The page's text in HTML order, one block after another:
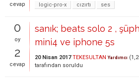
cevap
logic-pro-x
cızırtı ses
0
oy
2
cevap
sanık; beats solo 2 ,
mini4 ve iphone 5s
20 Nisan 2017 TEKESULTAN Yardımcı (
tarafından soruldu